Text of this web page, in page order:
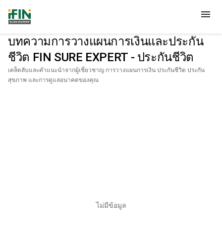
menu
บทความการวางแผนการเงินและประกัน
ชีวิต FIN SURE EXPERT - ประกันชีวิต
เคล็ดลับและคำแนะนำจากผู้เชี่ยวชาญ การวางแผนการเงิน ประกันชีวิต ประกัน
สุขภาพ และการดูแลอนาคตของคุณ
ไม่มีข้อมูล